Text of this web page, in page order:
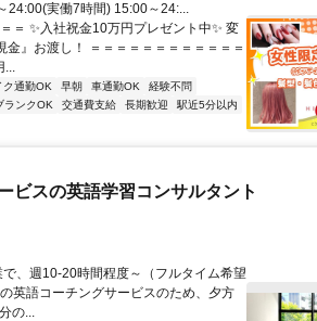
24:00(実働7時間) 15:00～24:...
＝ ✨入社祝金10万円プレゼント中✨ 変
』お渡し！ ＝＝＝＝＝＝＝＝＝＝＝＝
...
ク通勤OK 早朝 車通勤OK
経験不問
ランクOK 交通費支給 長期歓迎
駅近5分以内
ビスの英語学習コンサルタント
、週10-20時間程度～（フルタイム希望
英語コーチングサービスのため、夕方
の...